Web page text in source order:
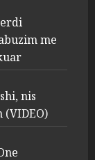
nis
Koço
maskuar
u vodhën
me
nis